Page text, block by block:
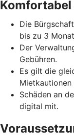
Die
bis zu 3
Der
Gebühren.
Es gilt die
Mietkautionen
Schäden an
digital mit.